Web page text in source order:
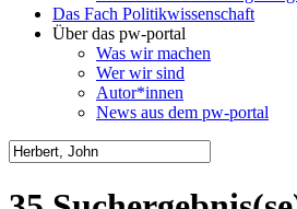
Das Fach Politikwissenschaft
Über das pw-portal
Was wir machen
Wer wir sind
Autor*innen
News aus dem pw-portal